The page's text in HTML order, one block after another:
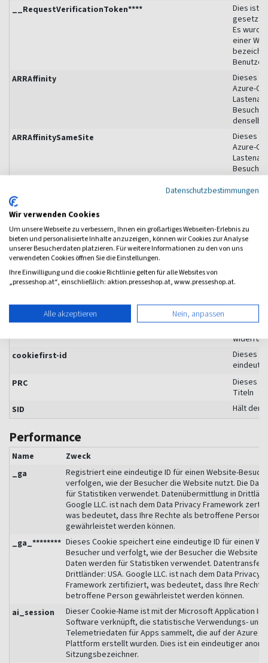
__RequestVerificationToken****
Dies ist
gesetzt
Es
einer
Benutzer
ARRAffinity
Dieses
Azure-
ARRAffinitySameSite
Dieses
Azure-
ASP.NET_SessionId
ASP.
dem
cf-bulk-consent-4a5cbc1e-1560-41c5-9f5d-099286fbac2e Dieses
cookiefirst-consent
Dieses
cookiefirst-consent
cookiefirst-id
Dieses
PRC
Dieses
Titeln
SID
Hält den
Performance
Name
Zweck
_ga
Registriert eine eindeutige ID für einen Website-
verfolgen, wie der Besucher die Website nutzt. Die
für Statistiken verwendet. Datenübermittlung in
Google LLC. ist nach dem Data Privacy Framework
was bedeutet, dass Ihre Rechte als betroffene Person
gewährleistet werden können.
_ga_******** Dieses Cookie speichert eine eindeutige ID für einen
Besucher und verfolgt, wie der Besucher die Website
Daten werden für Statistiken verwendet. Datentransfer.
Drittländer: USA. Google LLC. ist nach dem Data Privacy
Framework zertifiziert, was bedeutet, dass Ihre Rechte
betroffene Person gewährleistet werden können.
ai_session
Dieser Cookie-Name ist mit der Microsoft Application
Software verknüpft, die statistische Verwendungs- und
Telemetriedaten für Apps sammelt, die auf der Azure
Plattform erstellt wurden. Dies ist ein eindeutiger
Sitzungsbezeichner.
Datenschutzbestimmungen
Wir verwenden Cookies
Um unsere Webseite zu verbessern, Ihnen ein großartiges Webseiten-Erlebnis zu
bieten und personalisierte Inhalte anzuzeigen, können wir Cookies zur Analyse
unserer Besucherdaten platzieren. Für weitere Informationen zu den von uns
verwendeten Cookies öffnen Sie die Einstellungen.
Ihre Einwilligung und die cookie Richtlinie gelten für alle Websites von
„presseshop.at“, einschließlich: aktion.presseshop.at, www.presseshop.at.
Alle akzeptieren Nein, anpassen